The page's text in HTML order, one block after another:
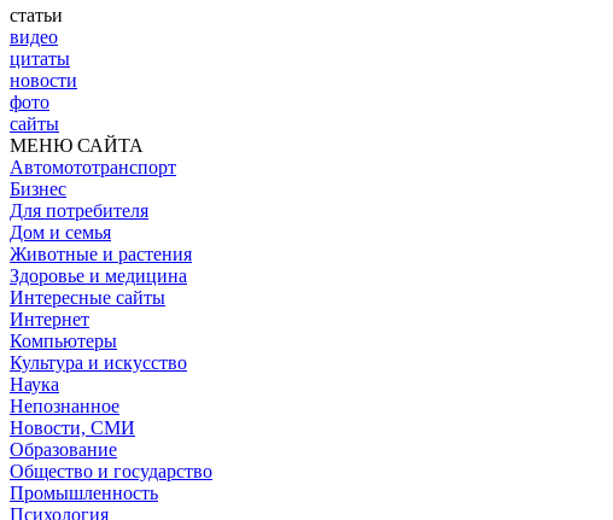
статьи
видео
цитаты
новости
фото
сайты
МЕНЮ САЙТА
Автомототранспорт
Бизнес
Для потребителя
Дом и семья
Животные и растения
Здоровье и медицина
Интересные сайты
Интернет
Компьютеры
Культура и искусство
Наука
Непознанное
Новости, СМИ
Образование
Общество и государство
Промышленность
Психология